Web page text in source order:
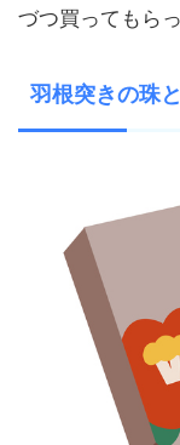
づつ買ってもら
羽根突きの珠